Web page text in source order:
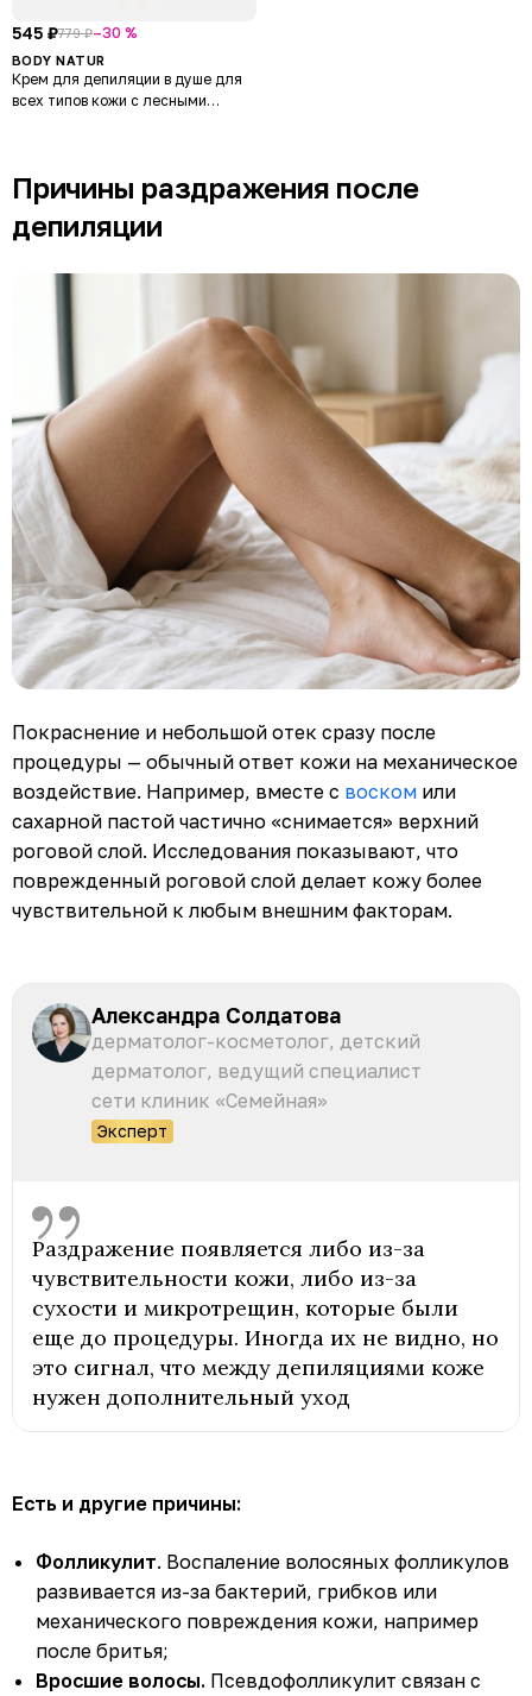
545 ₽779 ₽–30 %
BODY NATUR
Крем для депиляции в душе для
всех типов кожи с лесными
Причины раздражения после
депиляции
Покраснение и небольшой отек сразу после
процедуры — обычный ответ кожи на механическое
воздействие. Например, вместе с воском или
сахарной пастой частично «снимается» верхний
роговой слой. Исследования показывают, что
поврежденный роговой слой делает кожу более
чувствительной к любым внешним факторам.
Александра Солдатова
дерматолог-косметолог, детский
дерматолог, ведущий специалист
сети клиник «Семейная»
Эксперт
Раздражение появляется либо из-за
чувствительности кожи, либо из-за
сухости и микротрещин, которые были
еще до процедуры. Иногда их не видно, но
это сигнал, что между депиляциями коже
нужен дополнительный уход
Есть и другие причины:
Фолликулит. Воспаление волосяных фолликулов
развивается из-за бактерий, грибков или
механического повреждения кожи, например
после бритья;
Вросшие волосы. Псевдофолликулит связан с